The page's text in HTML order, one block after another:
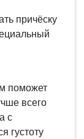
причёску
поможет
всего
с
густоту